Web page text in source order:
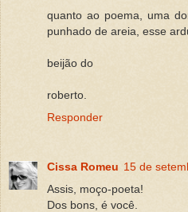
quanto ao poema, uma
punhado de areia, esse
beijão do
roberto.
Responder
Cissa Romeu 15 de
Assis, moço-poeta!
Dos bons, é você.